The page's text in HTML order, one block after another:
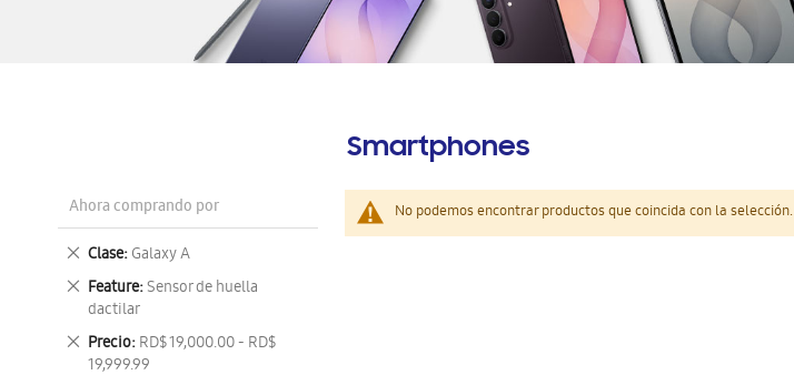
Smartphones
No podemos encontrar productos que coincida con la selección.
Ahora comprando por
Clase Galaxy A
Eliminar
este
artículo
Feature Sensor de huella
dactilar
Eliminar
este
artículo
Precio RD$ 19,000.00 - RD$
19,999.99
Eliminar
este